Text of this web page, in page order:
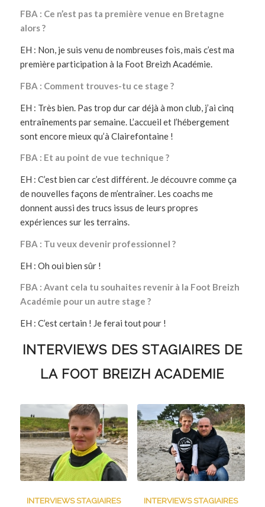
FBA : Ce n’est pas ta première venue en Bretagne
alors ?
EH : Non, je suis venu de nombreuses fois, mais c’est ma
première participation à la Foot Breizh Académie.
FBA : Comment trouves-tu ce stage ?
EH : Très bien. Pas trop dur car déjà à mon club, j’ai cinq
entraînements par semaine. L’accueil et l’hébergement
sont encore mieux qu’à Clairefontaine !
FBA : Et au point de vue technique ?
EH : C’est bien car c’est différent. Je découvre comme ça
de nouvelles façons de m’entraîner. Les coachs me
donnent aussi des trucs issus de leurs propres
expériences sur les terrains.
FBA : Tu veux devenir professionnel ?
EH : Oh oui bien sûr !
FBA : Avant cela tu souhaites revenir à la Foot Breizh
Académie pour un autre stage ?
EH : C’est certain ! Je ferai tout pour !
INTERVIEWS DES STAGIAIRES DE
LA FOOT BREIZH ACADEMIE
INTERVIEWS STAGIAIRES INTERVIEWS STAGIAIRES